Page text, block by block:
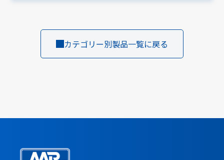
カテゴリー別製品一覧に戻る